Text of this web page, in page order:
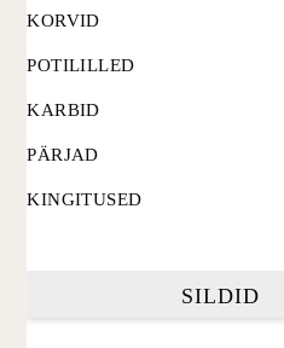
KORVID
POTILILLED
KARBID
PÄRJAD
KINGITUSED
SILDID